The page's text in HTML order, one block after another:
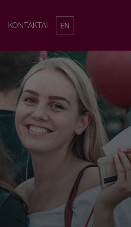
KONTAKTAI EN